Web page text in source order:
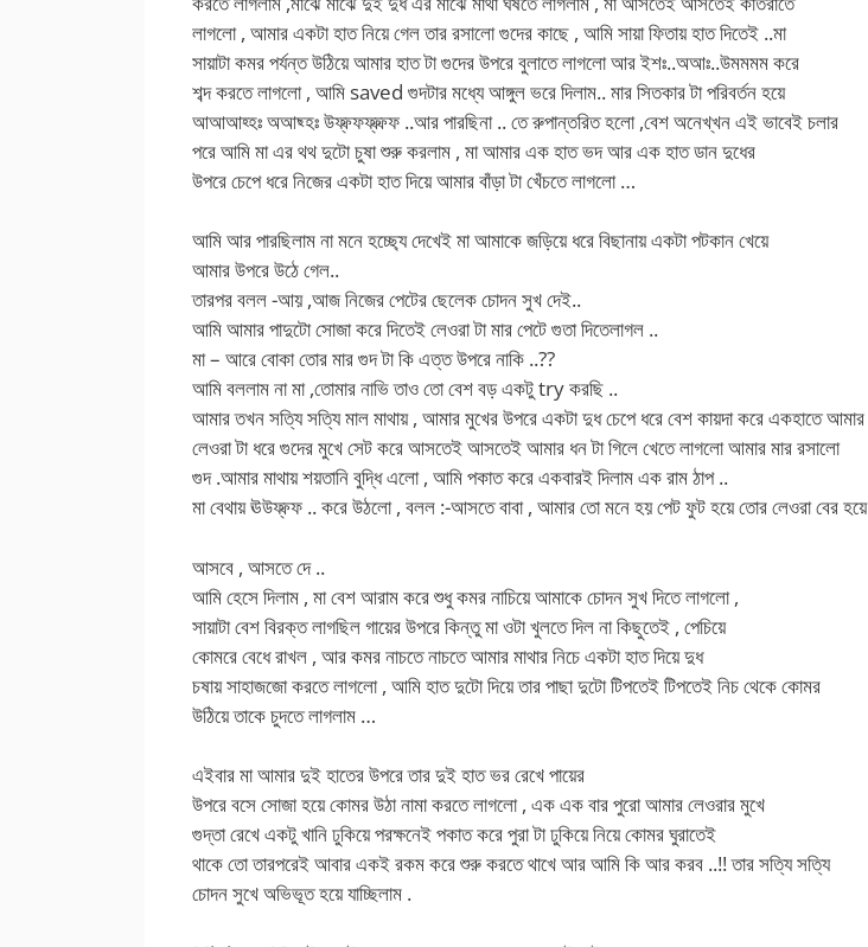
লাগলো , আমার একটা হাত নিয়ে গেল তার রসালো গুদের কাছে , আমি সায়া ফিতায় হাত দিতেই ..মা
সায়াটা কমর পর্যন্ত উঠিয়ে আমার হাত টা গুদের উপরে বুলাতে লাগলো আর ইশঃ..অআঃ..উমমমম করে
শব্দ করতে লাগলো , আমি saved গুদটার মধ্যে আঙ্গুল ভরে দিলাম.. মার সিতকার টা পরিবর্তন হয়ে
আআআহ্হঃ অআছ্হঃ উফ্ফ্ফফ্ফ্ফ্ফ ..আর পারছিনা .. তে রুপান্তরিত হলো ,বেশ অনেখ্খন এই ভাবেই চলার
পরে আমি মা এর থথ দুটো চুষা শুরু করলাম , মা আমার এক হাত ভদ আর এক হাত ডান দুধের
উপরে চেপে ধরে নিজের একটা হাত দিয়ে আমার বাঁড়া টা খেঁচতে লাগলো …
আমি আর পারছিলাম না মনে হচ্ছ্যে দেখেই মা আমাকে জড়িয়ে ধরে বিছানায় একটা পটকান খেয়ে
আমার উপরে উঠে গেল..
তারপর বলল -আয় ,আজ নিজের পেটের ছেলেক চোদন সুখ দেই..
আমি আমার পাদুটো সোজা করে দিতেই লেওরা টা মার পেটে গুতা দিতেলাগল ..
মা – আরে বোকা তোর মার গুদ টা কি এত্ত উপরে নাকি ..??
আমি বললাম না মা ,তোমার নাভি তাও তো বেশ বড় একটু try করছি ..
আমার তখন সত্যি সত্যি মাল মাথায় , আমার মুখের উপরে একটা দুধ চেপে ধরে বেশ কায়দা করে একহাতে আমার
লেওরা টা ধরে গুদের মুখে সেট করে আসতেই আসতেই আমার ধন টা গিলে খেতে লাগলো আমার মার রসালো
গুদ .আমার মাথায় শয়তানি বুদ্ধি এলো , আমি পকাত করে একবারই দিলাম এক রাম ঠাপ ..
মা বেথায় ঊউফ্ফ্ফ .. করে উঠলো , বলল :-আসতে বাবা , আমার তো মনে হয় পেট ফুট হয়ে তোর লেওরা বের হয়ে
আসবে , আসতে দে ..
আমি হেসে দিলাম , মা বেশ আরাম করে শুধু কমর নাচিয়ে আমাকে চোদন সুখ দিতে লাগলো ,
সায়াটা বেশ বিরক্ত লাগছিল গায়ের উপরে কিন্তু মা ওটা খুলতে দিল না কিছুতেই , পেচিয়ে
কোমরে বেধে রাখল , আর কমর নাচতে নাচতে আমার মাথার নিচে একটা হাত দিয়ে দুধ
চষায় সাহাজজো করতে লাগলো , আমি হাত দুটো দিয়ে তার পাছা দুটো টিপতেই টিপতেই নিচ থেকে কোমর
উঠিয়ে তাকে চুদতে লাগলাম …
এইবার মা আমার দুই হাতের উপরে তার দুই হাত ভর রেখে পায়ের
উপরে বসে সোজা হয়ে কোমর উঠা নামা করতে লাগলো , এক এক বার পুরো আমার লেওরার মুখে
গুদ্তা রেখে একটু খানি ঢুকিয়ে পরক্ষনেই পকাত করে পুরা টা ঢুকিয়ে নিয়ে কোমর ঘুরাতেই
থাকে তো তারপরেই আবার একই রকম করে শুরু করতে থাখে আর আমি কি আর করব ..!! তার সত্যি সত্যি
চোদন সুখে অভিভূত হয়ে যাচ্ছিলাম .